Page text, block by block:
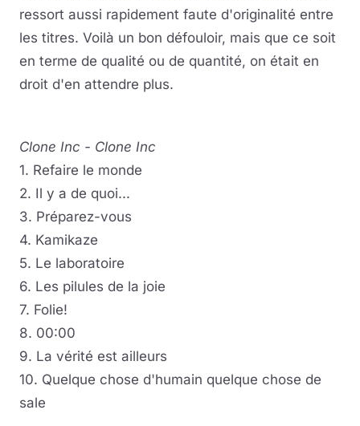
ressort aussi rapidement faute d'originalité entre
les titres. Voilà un bon défouloir, mais que ce soit
en terme de qualité ou de quantité, on était en
droit d'en attendre plus.
Clone Inc - Clone Inc
1. Refaire le monde
2. Il y a de quoi...
3. Préparez-vous
4. Kamikaze
5. Le laboratoire
6. Les pilules de la joie
7. Folie!
8. 00:00
9. La vérité est ailleurs
10. Quelque chose d'humain quelque chose de
sale